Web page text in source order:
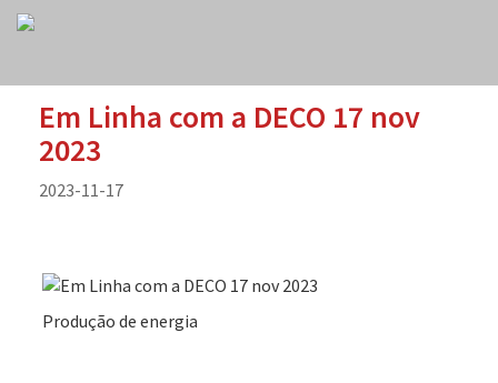
Em Linha com a DECO 17 nov
2023
2023-11-17
Produção de energia